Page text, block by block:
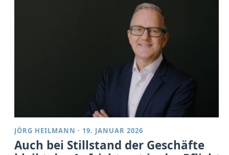
JÖRG HEILMANN · 19. JANUAR 2026
Auch bei Stillstand der Geschäfte